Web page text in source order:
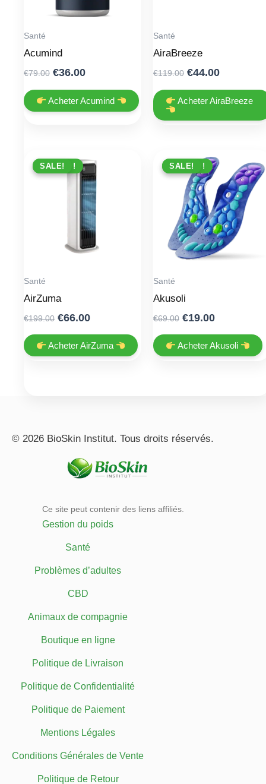
Santé
Acumind
€79.00 Original
was:
€79.00.
€36.00Current
is:
€36.00.
Acheter Acumind
Santé
AiraBreeze
€119.00 Original
was:
€44.00Current
is:
Acheter AiraBreeze
PROMO !
SALE!
Santé
AirZuma
€199.00 Original
was:
€199.00.
€66.00Current
is:
€66.00.
Acheter AirZuma
PROMO !
SALE!
Santé
Akusoli
€69.00 Original
was:
€69.00.
€19.00Current
is:
€19.00.
Acheter Akusoli
© 2026 BioSkin Institut. Tous droits réservés.
Ce site peut contenir des liens affiliés.
Gestion du poids
Santé
Problèmes d’adultes
CBD
Animaux de compagnie
Boutique en ligne
Politique de Livraison
Politique de Confidentialité
Politique de Paiement
Mentions Légales
Conditions Générales de Vente
Politique de Retour